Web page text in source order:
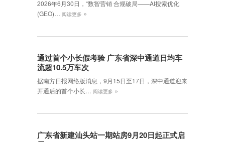
2026年6月30日，‌“数智营销 合规破局——AI搜索优化
(GEO)…
阅读更多 »
通过首个小长假考验 广东省深中通道日均车
流超10.5万车次
据南方日报网络版消息，9月15日至17日，深中通道迎来
开通后的首个小长…
阅读更多 »
广东省新建汕头站一期站房9月20日起正式启